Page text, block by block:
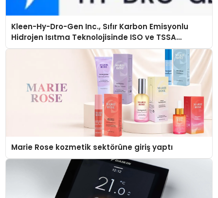
Kleen-Hy-Dro-Gen Inc., Sıfır Karbon Emisyonlu
Hidrojen Isıtma Teknolojisinde ISO ve TSSA
Düzenleyici Onaylarını Aldı
Marie Rose kozmetik sektörüne giriş yaptı